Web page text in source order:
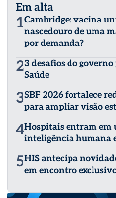
Em alta
1Cambridge: vacina
nascedouro de uma
por demanda?
23 desafios do
Saúde
3SBF 2026 fortalece
para ampliar visão
4Hospitais entram em
inteligência humana
5HIS antecipa
em encontro